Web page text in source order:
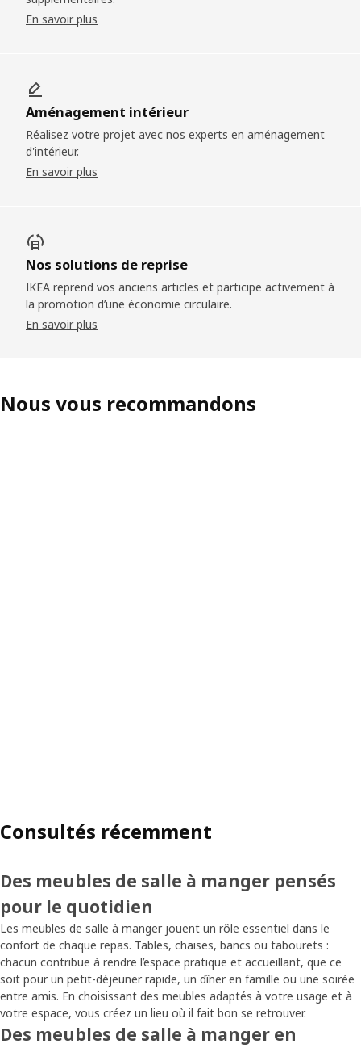
En savoir plus
Aménagement intérieur
Réalisez votre projet avec nos experts en aménagement
d'intérieur.
En savoir plus
Nos solutions de reprise
IKEA reprend vos anciens articles et participe activement à
la promotion d’une économie circulaire.
En savoir plus
Nous vous recommandons
Consultés récemment
Des meubles de salle à manger pensés
pour le quotidien
Les meubles de salle à manger jouent un rôle essentiel dans le
confort de chaque repas. Tables, chaises, bancs ou tabourets :
chacun contribue à rendre l’espace pratique et accueillant, que ce
soit pour un petit-déjeuner rapide, un dîner en famille ou une soirée
entre amis. En choisissant des meubles adaptés à votre usage et à
votre espace, vous créez un lieu où il fait bon se retrouver.
Des meubles de salle à manger en